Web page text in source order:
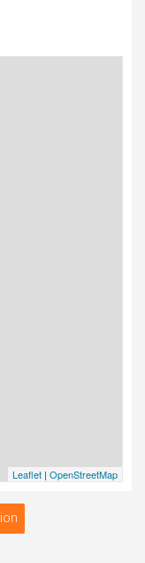
Leaflet | OpenStreetMap